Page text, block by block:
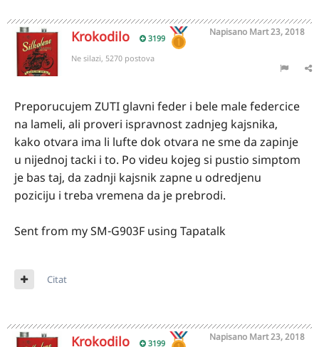
Krokodilo 3199
Napisano Mart 23, 2018
Ne silazi, 5270 postova
Preporucujem ZUTI glavni feder i bele male federcice
na lameli, ali proveri ispravnost zadnjeg kajsnika,
kako otvara ima li lufte dok otvara ne sme da zapinje
u nijednoj tacki i to. Po videu kojeg si pustio simptom
je bas taj, da zadnji kajsnik zapne u odredjenu
poziciju i treba vremena da je prebrodi.
Sent from my SM-G903F using Tapatalk
Citat
Krokodilo 3199
Napisano Mart 23, 2018